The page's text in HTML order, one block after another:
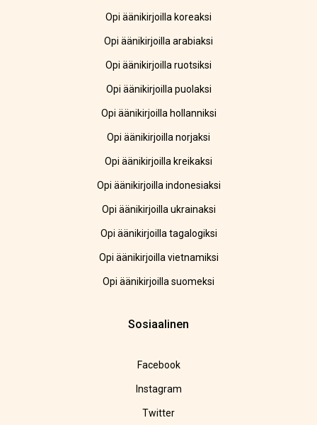
Opi äänikirjoilla koreaksi
Opi äänikirjoilla arabiaksi
Opi äänikirjoilla ruotsiksi
Opi äänikirjoilla puolaksi
Opi äänikirjoilla hollanniksi
Opi äänikirjoilla norjaksi
Opi äänikirjoilla kreikaksi
Opi äänikirjoilla indonesiaksi
Opi äänikirjoilla ukrainaksi
Opi äänikirjoilla tagalogiksi
Opi äänikirjoilla vietnamiksi
Opi äänikirjoilla suomeksi
Sosiaalinen
Facebook
Instagram
Twitter